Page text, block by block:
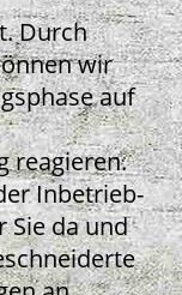
Durch
wir
auf
reagieren.
Inbetrieb-
Sie da und